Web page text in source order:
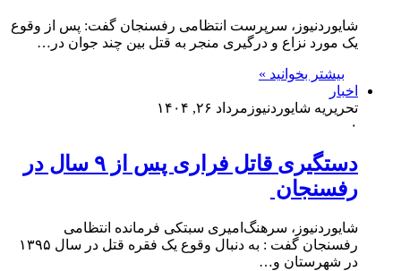
شایوردنیوز، سرپرست انتظامی رفسنجان گفت: پس از وقوع
یک مورد نزاع و درگیری منجر به قتل بین چند جوان در…
بیشتر بخوانید »
اخبار
تحریریه شایوردنیوز مرداد ۲۶, ۱۴۰۴
۰
دستگیری قاتل فراری پس از ۹ سال در
رفسنجان
شایوردنیوز، سرهنگ‌امیری سبتکی فرمانده انتظامی
رفسنجان گفت : به دنبال وقوع یک فقره قتل در سال ۱۳۹۵
در شهرستان و…